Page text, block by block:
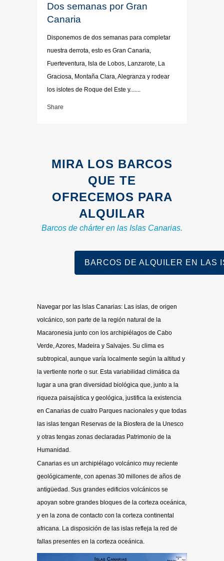
Dos semanas por Gran
Canaria
Disponemos de dos semanas para completar
nuestra derrota, esto es Gran Canaria,
Fuerteventura, Isla de Lobos, Lanzarote, La
Graciosa, Montaña Clara, Alegranza y rodear
los islotes de Roque del Este y.......
Share
MIRA LOS BARCOS
QUE TE
OFRECEMOS PARA
ALQUILAR
Barcos de chárter en las Islas Canarias.
BARCOS DE ALQUILER EN LAS
Navegar por las Islas Canarias: Las islas, de origen
volcánico, son parte de la región natural de la
Macaronesia junto con los archipiélagos de Cabo
Verde, Azores, Madeira y Salvajes. Su clima es
subtropical, aunque varía localmente según la altitud y
la vertiente norte o sur. Esta variabilidad climática da
lugar a una gran diversidad biológica que, junto a la
riqueza paisajística y geológica, justifica la existencia
en Canarias de cuatro Parques nacionales y que todas
las islas tengan Reservas de la Biosfera de la Unesco
y otras tengas zonas declaradas Patrimonio de la
Humanidad.
Canarias es un archipiélago volcánico muy reciente
geológicamente, con apenas 30 millones de años de
antigüedad. Sus grandes edificios volcánicos se
apoyan sobre grandes bloques de la corteza oceánica,
y en la zona de contacto con la corteza continental
africana. La disposición de las islas refleja la red de
fallas presentes en la corteza oceánica.